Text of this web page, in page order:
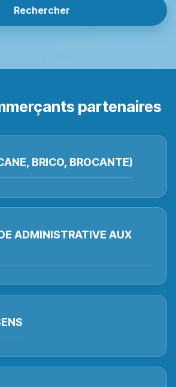
Rechercher
partenaires
BRICO, BROCANTE)
ADMINISTRATIVE AUX